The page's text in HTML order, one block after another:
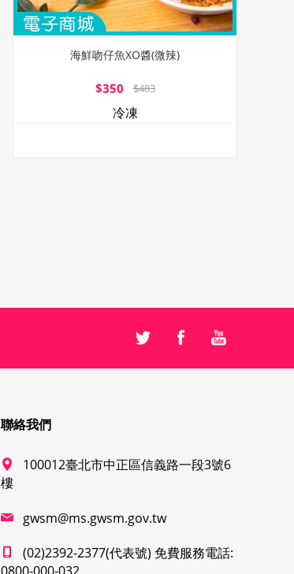
海鮮吻仔魚XO醬(微辣)
$350 $483
冷凍
聯絡我們
100012臺北市中正區信義路一段3號6
樓
gwsm@ms.gwsm.gov.tw
(02)2392-2377(代表號) 免費服務電話:
0800-000-032